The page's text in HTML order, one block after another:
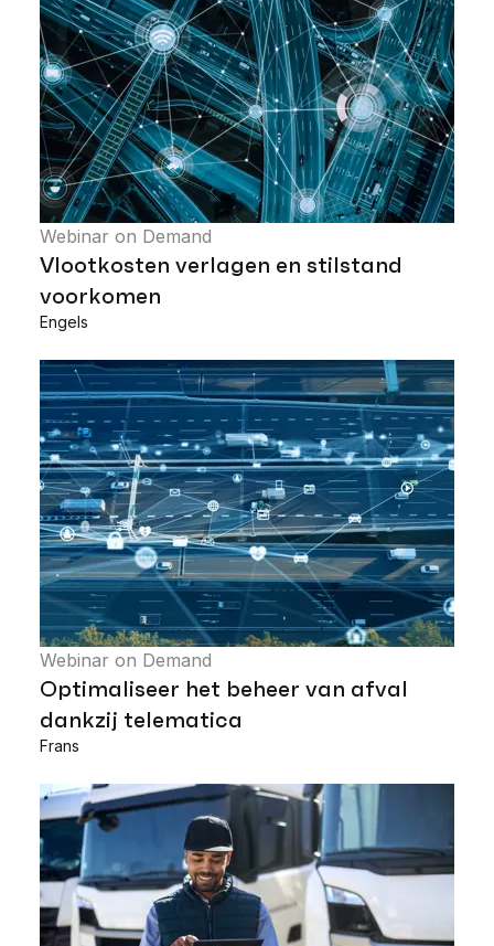
Webinar on Demand
Vlootkosten verlagen en stilstand
voorkomen
Engels
Webinar on Demand
Optimaliseer het beheer van afval
dankzij telematica
Frans